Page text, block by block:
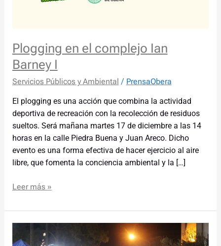
Plogging en el complejo Ian
Barney I
Servicios Públicos y Ambiental / PrensaObera
El plogging es una acción que combina la actividad
deportiva de recreación con la recolección de residuos
sueltos. Será mañana martes 17 de diciembre a las 14
horas en la calle Piedra Buena y Juan Areco. Dicho
evento es una forma efectiva de hacer ejercicio al aire
libre, que fomenta la conciencia ambiental y la […]
Leer más »
última